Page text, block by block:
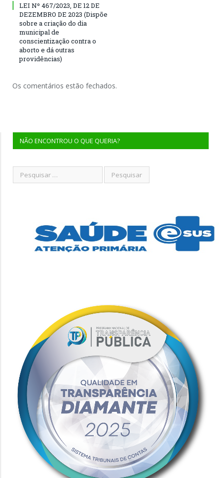
LEI Nº 467/2023, DE 12 DE
DEZEMBRO DE 2023 (Dispõe
sobre a criação do dia
municipal de
conscientização contra o
aborto e dá outras
providências)
Os comentários estão fechados.
NÃO ENCONTROU O QUE QUERIA?